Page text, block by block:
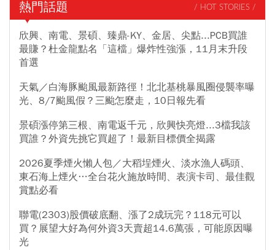
熱門話題 / HOT STORIES /
欣興、南電、景碩、臻鼎-KY、金居、尖點...PCB買誰
最賺？杜金龍點名「這檔」爆炸性強漲，11月末升段
首選
天氣／白海豚颱風最新路徑！北北基桃暴風圈侵襲率曝
光、8/7颱風假？三颱怎麼走，10日報先看
景碩漲停第三根、南電返千元，欣興快亮燈...3檔我該
買誰？外資先挑它買超了！最新目標價全揭露
2026夏季煙火懶人包／大稻埕煙火、淡水漁人碼頭、
東石海上煙火…全台花火施放時間、表演卡司、最佳觀
賞點必看
聯電(2303)股價破底翻、漲了2成玩完？118元可以
買？展望大好為何外資3天賣超14.6萬張，可能原因曝
光